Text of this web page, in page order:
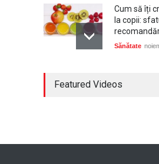
Cum să îți
la copii:
Sănătate
deosebit
Featured Videos